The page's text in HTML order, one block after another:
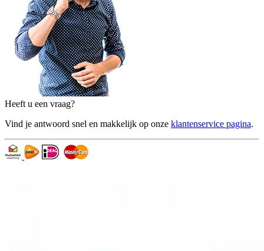
Heeft u een vraag?
Vind je antwoord snel en makkelijk op onze klantenservice pagina.